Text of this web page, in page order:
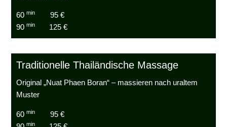
60min
95 €
90min 125 €
Traditionelle Thailändische Massage
Original „Nuat Phaen Boran“ – massieren nach uraltem
Muster
60min
95 €
min